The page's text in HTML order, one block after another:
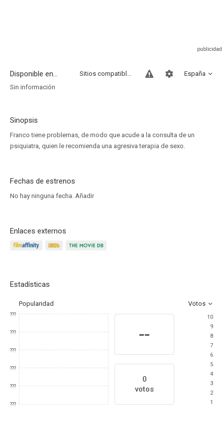
Disponible en... España
Sitios compatibles
Sin información
Sinopsis
Franco tiene problemas, de modo que acude a la consulta de un
psiquiatra, quien le recomienda una agresiva terapia de sexo.
Fechas de estrenos
No hay ninguna fecha. Añadir
Enlaces externos
Estadísticas
Popularidad Votos
???
???
???
???
???
???
--
0
votos
10
9
8
7
6
5
4
3
2
1